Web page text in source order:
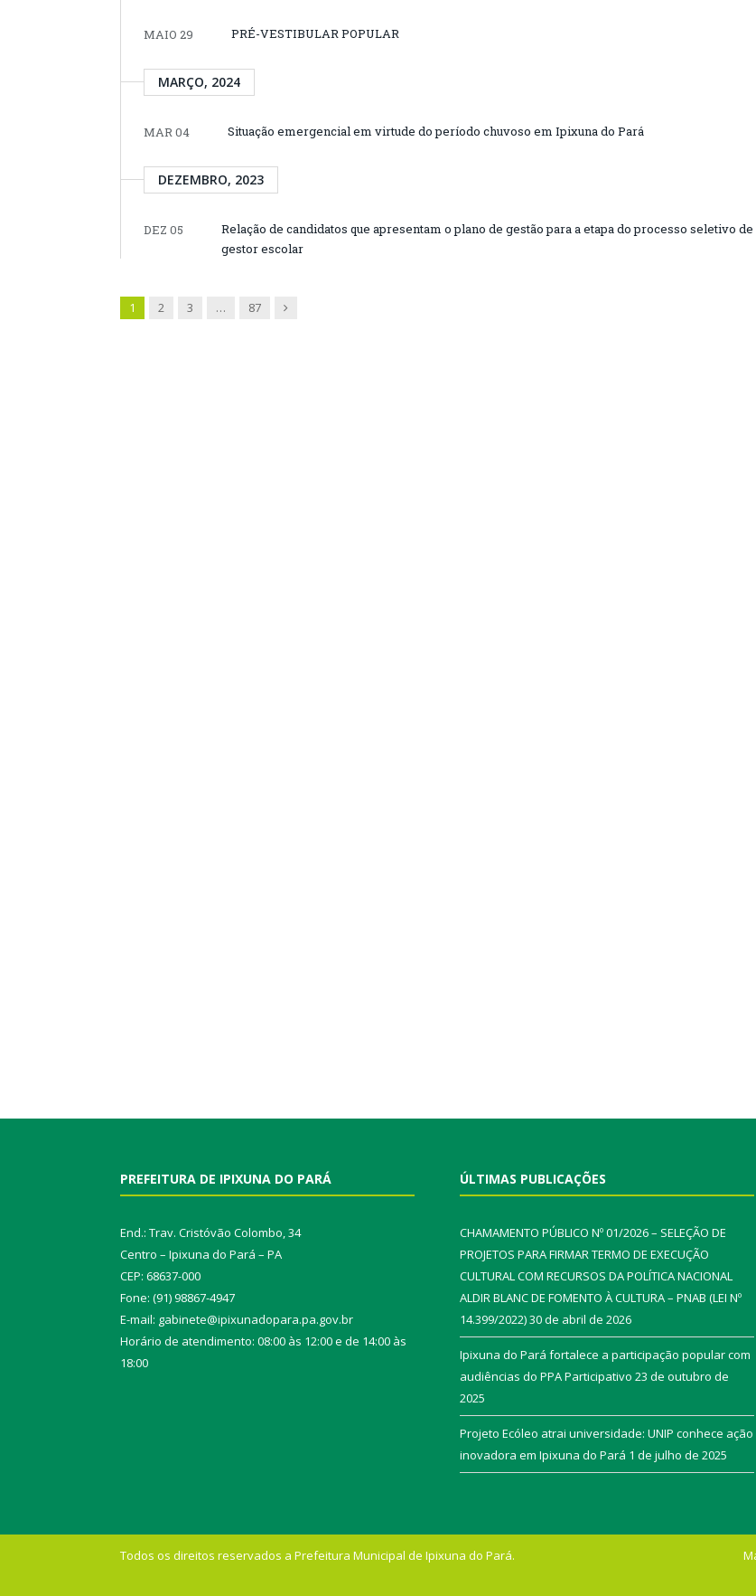
MAIO 29 PRÉ-VESTIBULAR POPULAR
MARÇO, 2024
MAR 04 Situação emergencial em virtude do período chuvoso em Ipixuna do Pará
DEZEMBRO, 2023
DEZ 05
Relação de candidatos que apresentam o plano de gestão para a etapa do processo seletivo de
gestor escolar
1 2 3 … 87 Next
PREFEITURA DE IPIXUNA DO PARÁ
End.: Trav. Cristóvão Colombo, 34
Centro – Ipixuna do Pará – PA
CEP: 68637-000
Fone: (91) 98867-4947
E-mail: gabinete@ipixunadopara.pa.gov.br
Horário de atendimento: 08:00 às 12:00 e de 14:00 às
18:00
ÚLTIMAS PUBLICAÇÕES
CHAMAMENTO PÚBLICO Nº 01/2026 – SELEÇÃO DE
PROJETOS PARA FIRMAR TERMO DE EXECUÇÃO
CULTURAL COM RECURSOS DA POLÍTICA NACIONAL
ALDIR BLANC DE FOMENTO À CULTURA – PNAB (LEI Nº
14.399/2022)30 de abril de 2026
Ipixuna do Pará fortalece a participação popular com
audiências do PPA Participativo 23 de outubro de
2025
Projeto Ecóleo atrai universidade: UNIP conhece ação
inovadora em Ipixuna do Pará 1 de julho de 2025
Todos os direitos reservados a Prefeitura Municipal de Ipixuna do Pará.